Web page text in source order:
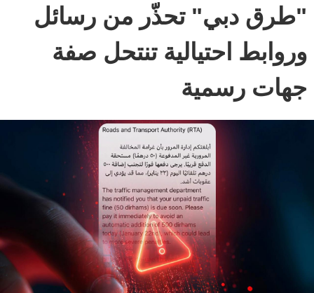
"طرق دبي" تحذّر من رسائل
وروابط احتيالية تنتحل صفة
جهات رسمية